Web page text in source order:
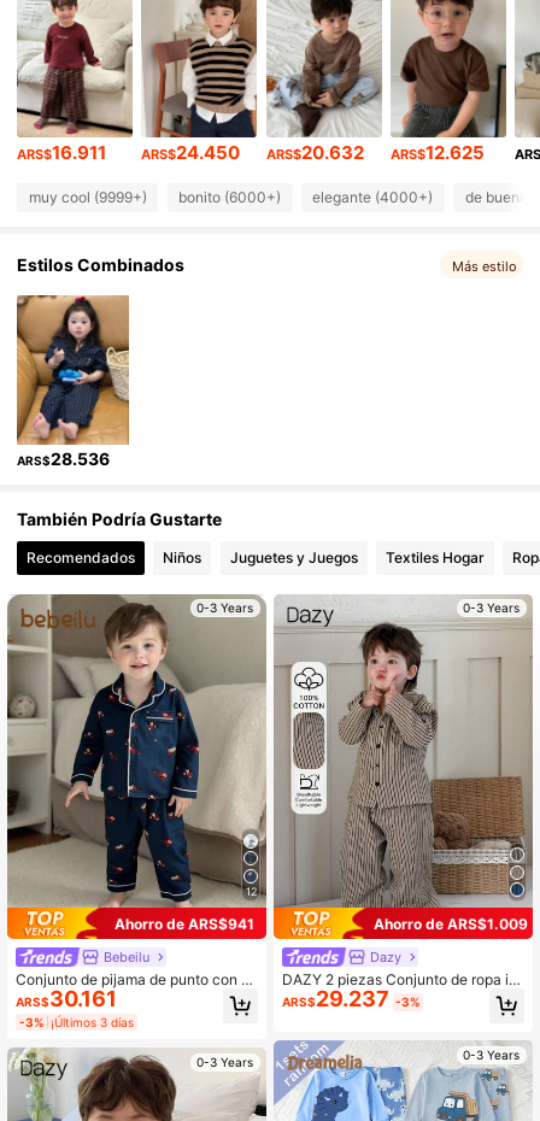
4,89 28K Seguidores
4,89 28K Seguidores
4,89 28K Seguidores
4,89 28K Seguidores
ARS$16.911 ARS$24.450 ARS$20.632 ARS$12.625
muy cool (9999+) bonito (6000+) elegante (4000+) de buena
Estilos Combinados Más estilo
ARS$28.536
También Podría Gustarte
Recomendados Niños Juguetes y Juegos Textiles Hogar
0-3 Years
12
Ahorro de ARS$941
Bebeilu
Conjunto de pijama de punto con es
tampado de dibujos animados de m
anga larga, informal y lindo para be
bé niño, otoño/invierno
ARS$30.161
-3% ¡Últimos 3 días
0-3 Years
0-3 Years
Ahorro de ARS$1.009
Dazy
DAZY 2 piezas Conjunto de ropa inf
ormal de camisa a rayas y pantalon
es para niños pequeños
ARS$29.237 -3%
0-3 Years